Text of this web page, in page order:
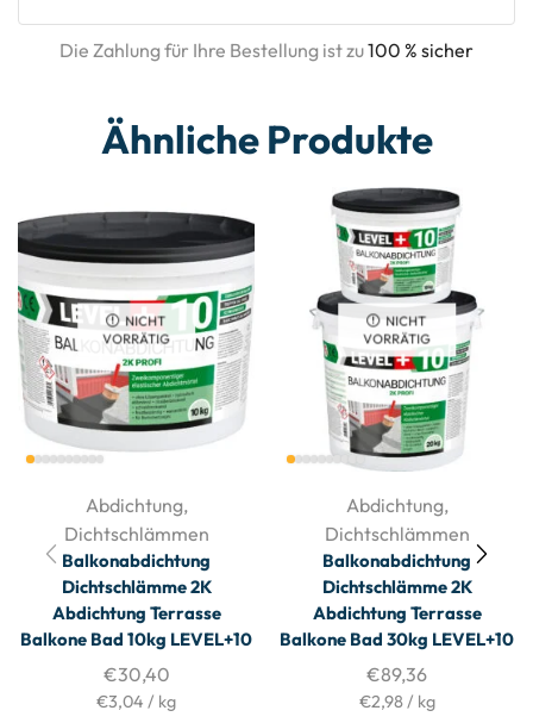
Die Zahlung für Ihre Bestellung ist zu100 % sicher
Ähnliche Produkte
NICHT
VORRÄTIG
Abdichtung,
Dichtschlämmen
Balkonabdichtung
Dichtschlämme 2K
Abdichtung Terrasse
Balkone Bad 10kg LEVEL+10
€30,40
€3,04 / kg
NICHT
VORRÄTIG
Abdichtung,
Dichtschlämmen
Balkonabdichtung
Dichtschlämme 2K
Abdichtung Terrasse
Balkone Bad 30kg LEVEL+10
€89,36
€2,98/ kg